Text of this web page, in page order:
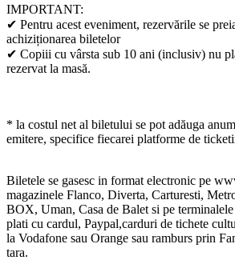
IMPORTANT:
✔ Pentru acest eveniment, rezervările se
achiziționarea biletelor
✔ Copiii cu vârsta sub 10 ani (inclusiv) nu
rezervat la masă.
* la costul net al biletului se pot adăuga
emitere, specifice fiecarei platforme de
Biletele se gasesc in format electronic pe
magazinele Flanco, Diverta, Carturesti,
BOX, Uman, Casa de Balet si pe
plati cu cardul, Paypal,carduri de tichete
la Vodafone sau Orange sau ramburs prin
tara.